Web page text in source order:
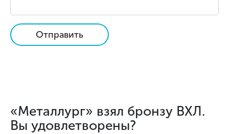
Отправить
«Металлург» взял бронзу ВХЛ.
Вы удовлетворены?